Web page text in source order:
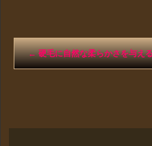
←硬毛に自然な柔らかさを与え